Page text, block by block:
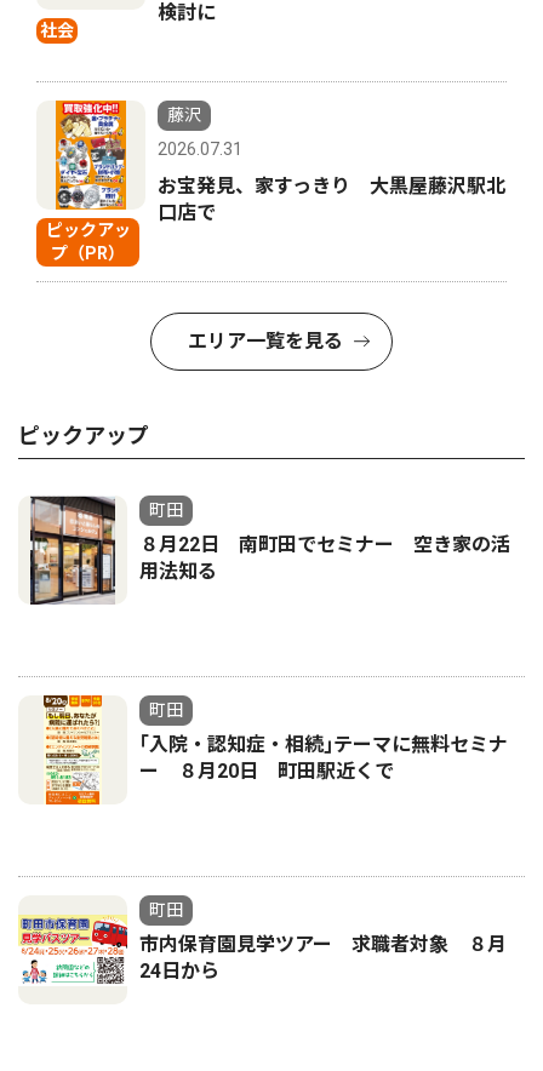
社会
検討に
ピックアッ
プ（PR）
藤沢
2026.07.31
お宝発見、家すっきり 大黒屋藤沢駅北
口店で
エリア一覧を見る
ピックアップ
町田
８月22日 南町田でセミナー 空き家の活
用法知る
町田
｢入院・認知症・相続｣テーマに無料セミナ
ー ８月20日 町田駅近くで
町田
市内保育園見学ツアー 求職者対象 ８月
24日から